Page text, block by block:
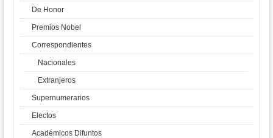
De Honor
Premios Nobel
Correspondientes
Nacionales
Extranjeros
Supernumerarios
Electos
Académicos Difuntos